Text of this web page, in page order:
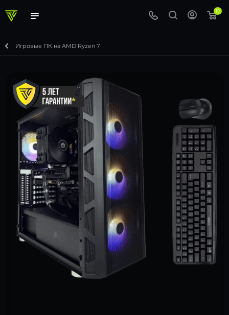
0
Игровые ПК на AMD Ryzen 7